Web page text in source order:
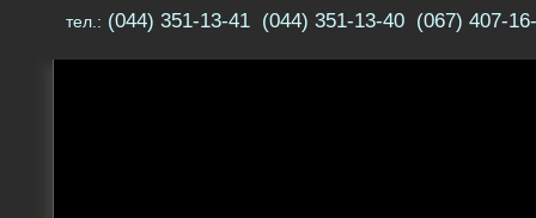
тел.: (044) 351-13-41 (044) 351-13-40 (067) 407-